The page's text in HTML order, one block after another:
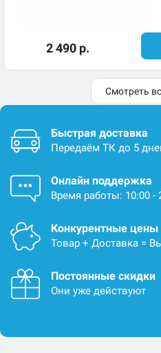
2 490 р.
Смотреть
Быстрая доставка
Передаём ТК до 5
Онлайн поддержка
Время работы: 10:00 -
Конкурентные цены
Товар + Доставка =
Постоянные скидки
Они уже действуют